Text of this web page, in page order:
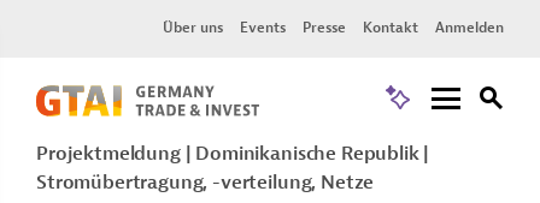
Über uns Events Presse Kontakt Anmelden
Projektmeldung
Dominikanische Republik
Stromübertragung, -verteilung, Netze